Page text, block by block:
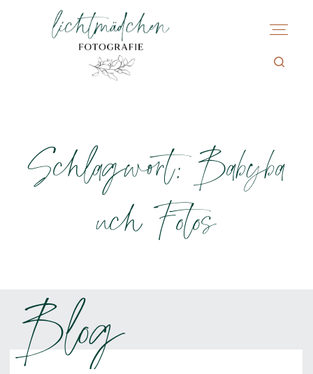
Schlagwort: Babyba
uch Fotos
Blog